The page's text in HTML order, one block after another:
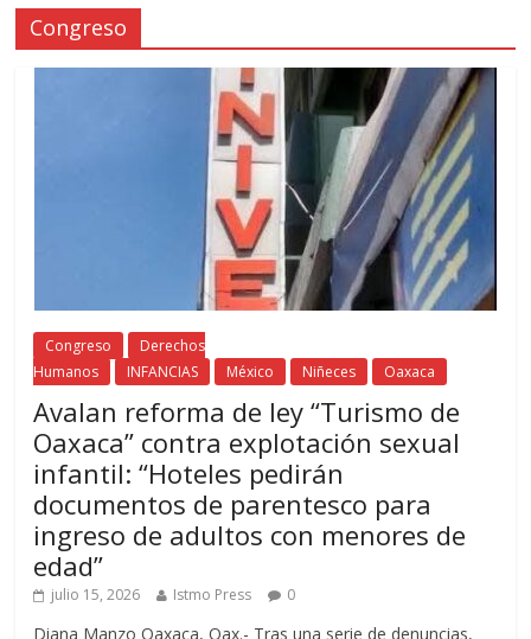
Congreso
Congreso
Derechos
Humanos
INFANCIAS México Niñeces Oaxaca
Avalan reforma de ley “Turismo de
Oaxaca” contra explotación sexual
infantil: “Hoteles pedirán
documentos de parentesco para
ingreso de adultos con menores de
edad”
julio 15, 2026 Istmo Press 0
Diana Manzo Oaxaca, Oax.- Tras una serie de denuncias,